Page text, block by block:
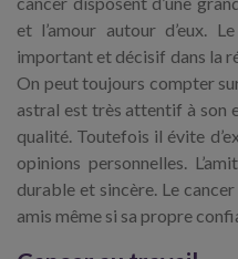
et l’amour autour d’eux.
important et décisif dans la
On peut toujours compter
astral est très attentif à son
qualité. Toutefois il évite
opinions personnelles.
durable et sincère. Le
amis même si sa propre